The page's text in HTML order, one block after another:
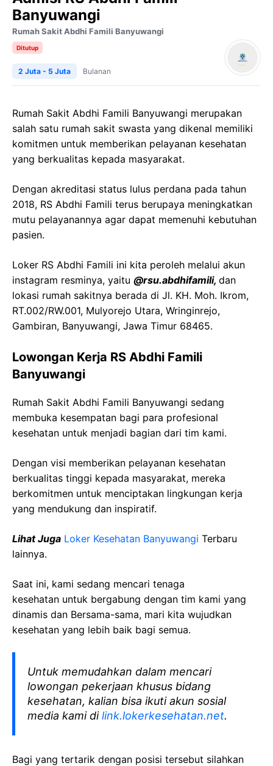
Banyuwangi
Rumah Sakit Abdhi Famili Banyuwangi
Ditutup
2 Juta - 5 Juta Bulanan
Rumah Sakit Abdhi Famili Banyuwangi merupakan
salah satu rumah sakit swasta yang dikenal memiliki
komitmen untuk memberikan pelayanan kesehatan
yang berkualitas kepada masyarakat.
Dengan akreditasi status lulus perdana pada tahun
2018, RS Abdhi Famili terus berupaya meningkatkan
mutu pelayanannya agar dapat memenuhi kebutuhan
pasien.
Loker RS Abdhi Famili ini kita peroleh melalui akun
instagram resminya, yaitu @rsu.abdhifamili, dan
lokasi rumah sakitnya berada di Jl. KH. Moh. Ikrom,
RT.002/RW.001, Mulyorejo Utara, Wringinrejo,
Gambiran, Banyuwangi, Jawa Timur 68465.
Lowongan Kerja RS Abdhi Famili
Banyuwangi
Rumah Sakit Abdhi Famili Banyuwangi sedang
membuka kesempatan bagi para profesional
kesehatan untuk menjadi bagian dari tim kami.
Dengan visi memberikan pelayanan kesehatan
berkualitas tinggi kepada masyarakat, mereka
berkomitmen untuk menciptakan lingkungan kerja
yang mendukung dan inspiratif.
Lihat Juga Loker Kesehatan Banyuwangi Terbaru
lainnya.
Saat ini, kami sedang mencari tenaga
kesehatan untuk bergabung dengan tim kami yang
dinamis dan Bersama-sama, mari kita wujudkan
kesehatan yang lebih baik bagi semua.
Untuk memudahkan dalam mencari
lowongan pekerjaan khusus bidang
kesehatan, kalian bisa ikuti akun sosial
media kami dilink.lokerkesehatan.net.
Bagi yang tertarik dengan posisi tersebut silahkan